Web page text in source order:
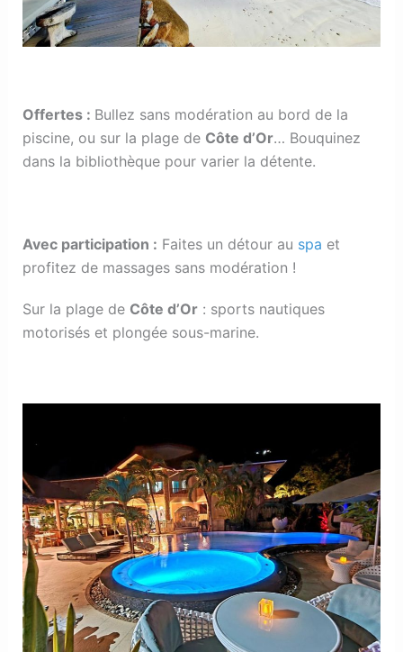
Offertes: Bullez sans modération au bord de la
piscine, ou sur la plage de Côte d’Or… Bouquinez
dans la bibliothèque pour varier la détente.
Avec participation : Faites un détour au spa et
profitez de massages sans modération !
Sur la plage de Côte d’Or: sports nautiques
motorisés et plongée sous-marine.